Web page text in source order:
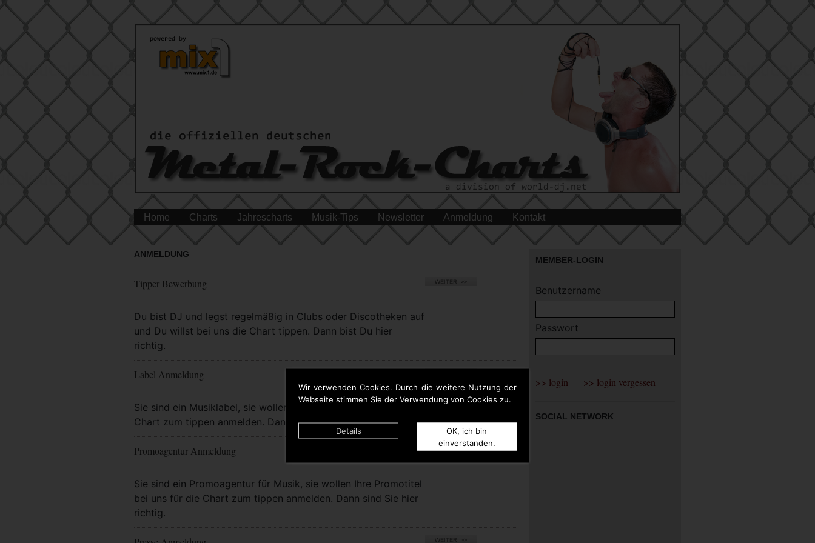
Wir verwenden Cookies. Durch die weitere Nutzung der
Webseite stimmen Sie der Verwendung von Cookies zu.
Details
OK, ich bin
einverstanden.
Home Charts Jahrescharts Musik-Tips Newsletter Anmeldung Kontakt
ANMELDUNG
Tipper Bewerbung
Du bist DJ und legst regelmäßig in Clubs oder Discotheken auf
und Du willst bei uns die Chart tippen. Dann bist Du hier
richtig.
Mehr Info
Label Anmeldung
Sie sind ein Musiklabel, sie wollen bei uns eigene Titel für die
Chart zum tippen anmelden. Dann sind Sie hier richtig.
Mehr Info
Promoagentur Anmeldung
Sie sind ein Promoagentur für Musik, sie wollen Ihre Promotitel
bei uns für die Chart zum tippen anmelden. Dann sind Sie hier
richtig.
Mehr Info
MEMBER-LOGIN
Benutzername
Passwort
SOCIAL NETWORK